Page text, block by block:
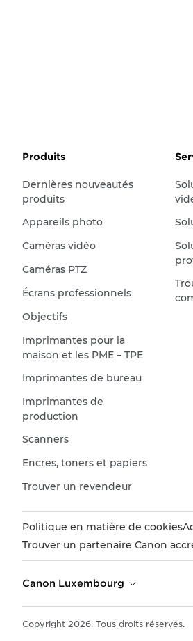
Produits
Dernières nouveautés
produits
Appareils photo
Caméras vidéo
Caméras PTZ
Écrans professionnels
Objectifs
Imprimantes pour la
maison et les PME – TPE
Imprimantes de bureau
Imprimantes de
production
Scanners
Encres, toners et papiers
Trouver un revendeur
Politique en matière de cookies
Trouver un partenaire Canon
Canon Luxembourg
Copyright 2026. Tous droits réservés.